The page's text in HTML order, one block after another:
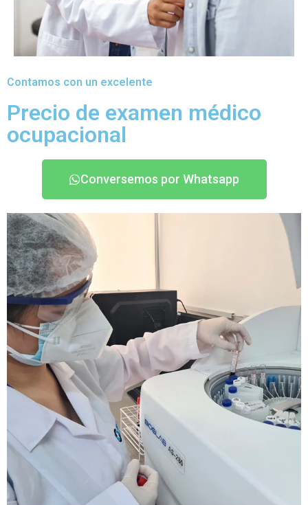
Contamos con un excelente
Precio de examen médico
ocupacional
Conversemos por Whatsapp